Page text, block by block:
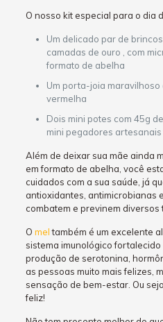
O nosso kit especial para o dia
Um delicado par de
camadas de ouro , com
formato de abelha
Um porta-joia maravilhoso
vermelha
Dois mini potes com 45g
mini pegadores
Além de deixar sua mãe ainda
em formato de abelha, você
cuidados com a sua saúde, já
antioxidantes, antimicrobianas
combatem e previnem diversos
O meltambém é um excelente
sistema imunológico
produção de serotonina,
as pessoas muito mais felizes,
sensação de bem-estar. Ou
feliz!